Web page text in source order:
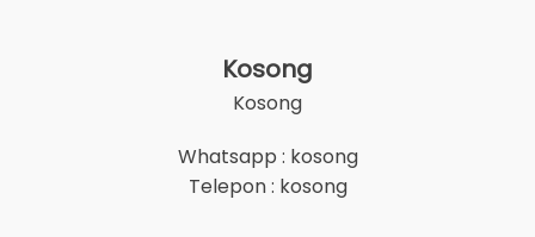
Kosong
Kosong
Whatsapp : kosong
Telepon : kosong